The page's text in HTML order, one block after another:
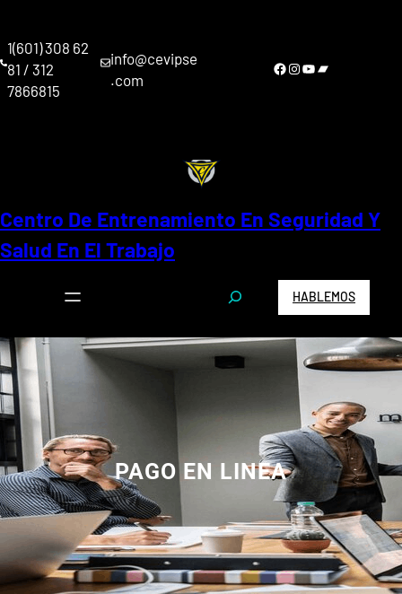
contenido
1(601) 308 62
81 / 312
7866815
info@cevipse
.com
Facebook Instagram YouTube Bandcamp
Centro De Entrenamiento En Seguridad Y
Salud En El Trabajo
S
e
r
c
HABLEMOS
PAGO EN LINEA